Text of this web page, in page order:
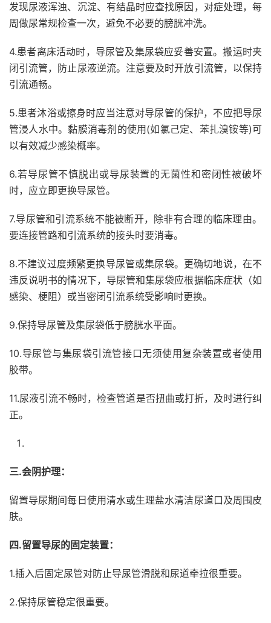
发现尿液浑浊、沉淀、有结晶时应查找原因，对症处理，每
周做尿常规检查一次， 避免不必要的膀胱冲洗。
4.患者离床活动时，导尿管及集尿袋应妥善安置。搬运时夹
闭引流管，防止尿液逆流。 注意要及时开放引流管，以保持
引流通畅。
5.患者沐浴或擦身时应当注意对导尿管的保护，不应把导尿
管浸人水中。黏膜消毒剂的使用(如氯己定、苯扎溴铵等)可
以有效减少感染概率。
6.若导尿管不慎脱出或导尿装置的无菌性和密闭性被破坏
时，应立即更换导尿管。
7.导尿管和引流系统不能被断开，除非有合理的临床理由。
要连接管路和引流系统的接头时要消毒。
8.不建议过度频繁更换导尿管或集尿袋。 更确切地说，在不
违反说明书的情况下，导尿管和集尿袋应根据临床症状（如
感染、梗阻）或当密闭引流系统受影响时更换。
9.保持导尿管及集尿袋低于膀胱水平面。
10.导尿管与集尿袋引流管接口无须使用复杂装置或者使用
胶带。
11.尿液引流不畅时，检查管道是否扭曲或打折，及时进行纠
正。
三.会阴护理：
留置导尿期间每日使用清水或生理盐水清洁尿道口及周围皮
肤。
四.留置导尿的固定装置：
1.插入后固定尿管对防止导尿管滑脱和尿道牵拉很重要。
2.保持尿管稳定很重要。